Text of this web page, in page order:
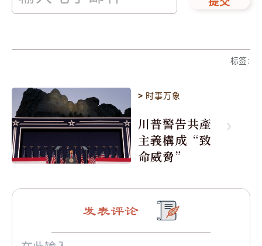
提交
标签:
> 时事万象
川普警告共產
主義構成“致
命威脅”
发表评论